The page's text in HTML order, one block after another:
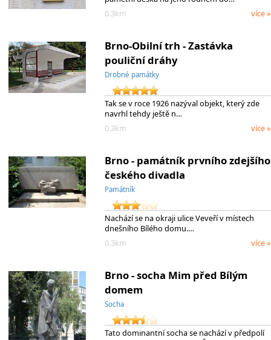
0.3km
více »
Brno-Obilní trh - Zastávka
pouliční dráhy
Drobné památky
Tak se v roce 1926 nazýval objekt, který zde
navrhl tehdy ještě n…
0.3km
více »
Brno - památník prvního zdejšího
českého divadla
Památník
Nachází se na okraji ulice Veveří v místech
dnešního Bílého domu.…
0.3km
více »
Brno - socha Mim před Bílým
domem
Socha
Tato dominantní socha se nachází v předpolí